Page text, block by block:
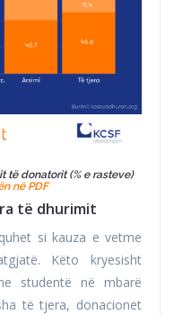
të donatorit (% e rasteve)
në PDF
të dhurimit
si kauza e vetme
Këto kryesisht
studentë në mbarë
të tjera, donacionet